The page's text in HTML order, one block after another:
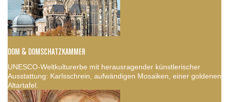
DOM & DOMSCHATZKAMMER
UNESCO-Weltkulturerbe mit herausragender künstlerischer
Ausstattung: Karlsschrein, aufwändigen Mosaiken, einer goldenen
Altartafel.